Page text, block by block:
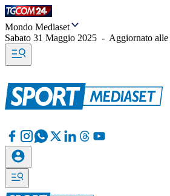
Mondo Mediaset
Sabato 31 Maggio 2025 - Aggiornato alle